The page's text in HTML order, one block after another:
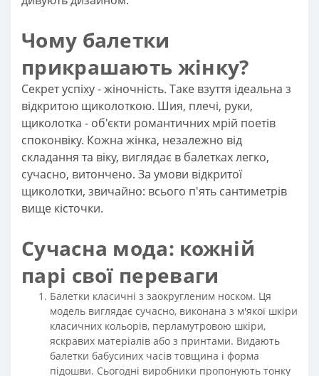
Чому балетки
прикрашають жінку?
Секрет успіху - жіночність. Таке взуття ідеальна з
відкритою щиколоткою. Шия, плечі, руки,
щиколотка - об'єкти романтичних мрій поетів
споконвіку. Кожна жінка, незалежно від
складання та віку, виглядає в балетках легко,
сучасно, витончено. За умови відкритої
щиколотки, звичайно: всього п'ять сантиметрів
вище кісточки.
Сучасна мода: кожній
парі свої переваги
Балетки класичні з заокругленим носком. Ця
модель виглядає сучасно, виконана з м'якої шкіри
класичних кольорів, перламутровою шкіри,
яскравих матеріалів або з принтами. Видають
балетки бабусиних часів товщина і форма
підошви. Сьогодні виробники пропонують тонку